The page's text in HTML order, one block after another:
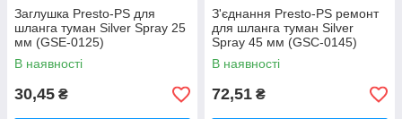
Заглушка Presto-PS для
шланга туман Silver Spray 25
мм (GSE-0125)
В наявності
30,45 ₴
З'єднання Presto-PS ремонт
для шланга туман Silver
Spray 45 мм (GSC-0145)
В наявності
72,51 ₴